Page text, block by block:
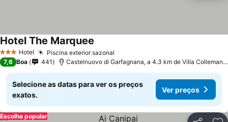
3 EstrelasHotel Piscina exterior sazonal
Hotel The Marquee
7,6 Boa 441 Castelnuovo di Garfagnana, a 4.3 km de Villa Collemandina
Selecione as datas para ver os preços
exatos.
Ver preços
Escolha popular